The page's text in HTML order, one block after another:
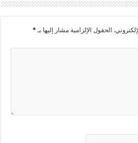
الحقول الإلزامية مشار إليها بـ*